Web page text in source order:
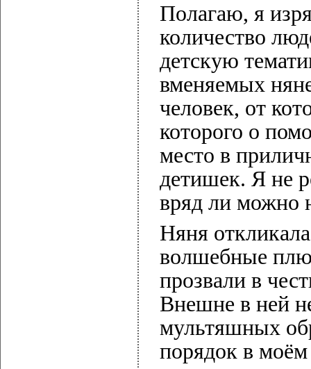
Полагаю, я
количество
детскую
вменяемых
человек, от
которого о
место в
детишек. Я не
вряд ли можно
Няня
волшебные
прозвали в
Внешне в ней
мультяшных
порядок в